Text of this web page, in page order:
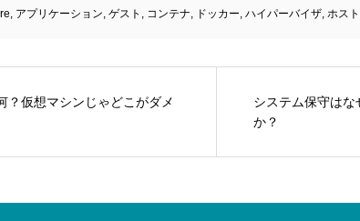
アプリケーション ゲスト コンテナ ドッカー ハイパーバイザ, ホスト
？仮想マシンじゃどこがダメ
システム保守は
か？